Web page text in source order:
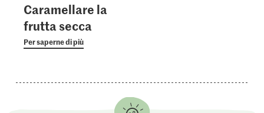
Caramellare la
frutta secca
Per saperne di più